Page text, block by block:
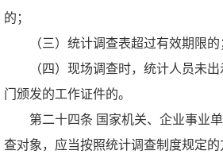
的；
（三）统计调查表超过有效期限的
（四）现场调查时，统计人员未
门颁发的工作证件的。
第二十四条 国家机关、企业事业
查对象，应当按照统计调查制度规定的